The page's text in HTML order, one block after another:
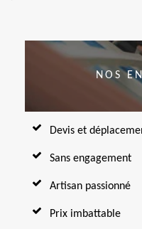
NOS
Devis et
Sans engagement
Artisan passionné
Prix imbattable